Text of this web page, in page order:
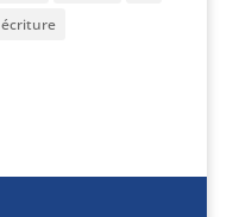
écriture